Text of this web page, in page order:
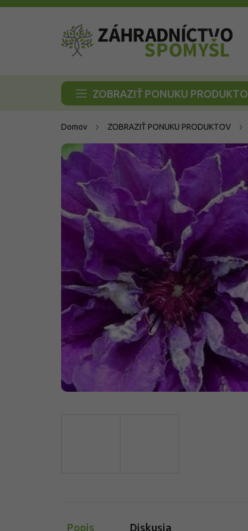
Prejsť
ZOBRAZIŤ PONUKU
Domov ZOBRAZIŤ PONUKU PRODUKTOV
Popis Diskusia